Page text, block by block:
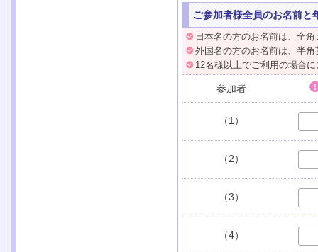
ご参加者様全員のお名前と
日本名の方のお名前は、全
外国名の方のお名前は、半
12名様以上でご利用の場合
参加者
（1）
（2）
（3）
（4）